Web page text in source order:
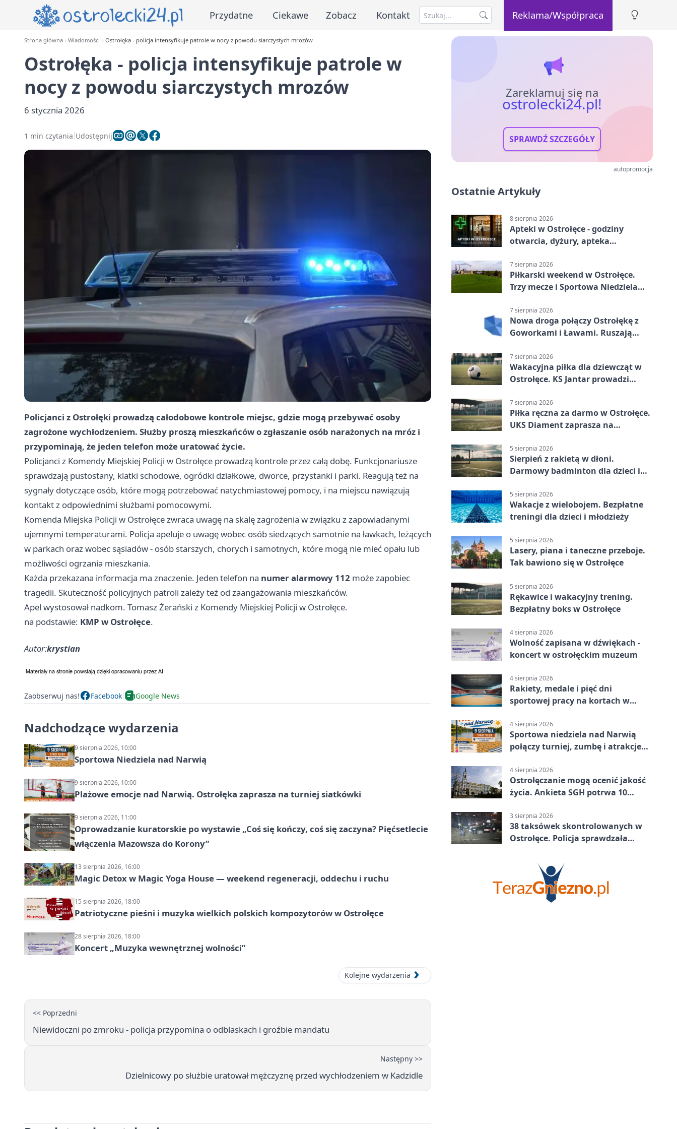
Przydatne Ciekawe Zobacz Kontakt Reklama/Współpraca
Strona główna Wiadomości Ostrołęka - policja intensyfikuje patrole w nocy z powodu siarczystych mrozów
Ostrołęka - policja intensyfikuje patrole w
nocy z powodu siarczystych mrozów
6 stycznia 2026
1 min czytania Udostępnij
Policjanci z Ostrołęki prowadzą całodobowe kontrole miejsc, gdzie mogą przebywać osoby
zagrożone wychłodzeniem. Służby proszą mieszkańców o zgłaszanie osób narażonych na mróz i
przypominają, że jeden telefon może uratować życie.
Policjanci z Komendy Miejskiej Policji w Ostrołęce prowadzą kontrole przez całą dobę. Funkcjonariusze
sprawdzają pustostany, klatki schodowe, ogródki działkowe, dworce, przystanki i parki. Reagują też na
sygnały dotyczące osób, które mogą potrzebować natychmiastowej pomocy, i na miejscu nawiązują
kontakt z odpowiednimi służbami pomocowymi.
Komenda Miejska Policji w Ostrołęce zwraca uwagę na skalę zagrożenia w związku z zapowiadanymi
ujemnymi temperaturami. Policja apeluje o uwagę wobec osób siedzących samotnie na ławkach, leżących
w parkach oraz wobec sąsiadów - osób starszych, chorych i samotnych, które mogą nie mieć opału lub
możliwości ogrzania mieszkania.
Każda przekazana informacja ma znaczenie. Jeden telefon na numer alarmowy 112 może zapobiec
tragedii. Skuteczność policyjnych patroli zależy też od zaangażowania mieszkańców.
Apel wystosował nadkom. Tomasz Żerański z Komendy Miejskiej Policji w Ostrołęce.
na podstawie: KMP w Ostrołęce.
Autor:krystian
Zaobserwuj nas! Facebook Google News
Nadchodzące wydarzenia
9 sierpnia 2026, 10:00
Sportowa Niedziela nad Narwią
9 sierpnia 2026, 10:00
Plażowe emocje nad Narwią. Ostrołęka zaprasza na turniej siatkówki
9 sierpnia 2026, 11:00
Oprowadzanie kuratorskie po wystawie „Coś się kończy, coś się zaczyna? Pięćsetlecie
włączenia Mazowsza do Korony”
13 sierpnia 2026, 16:00
Magic Detox w Magic Yoga House — weekend regeneracji, oddechu i ruchu
15 sierpnia 2026, 18:00
Patriotyczne pieśni i muzyka wielkich polskich kompozytorów w Ostrołęce
28 sierpnia 2026, 18:00
Koncert „Muzyka wewnętrznej wolności”
Kolejne wydarzenia
<< Poprzedni
Niewidoczni po zmroku - policja przypomina o odblaskach i groźbie mandatu
Następny >>
Dzielnicowy po służbie uratował mężczyznę przed wychłodzeniem w Kadzidle
Zareklamuj się na
ostrolecki24.pl!
SPRAWDŹ SZCZEGÓŁY
autopromocja
Ostatnie Artykuły
8 sierpnia 2026
Apteki w Ostrołęce - godziny
otwarcia, dyżury, apteka
7 sierpnia 2026
Piłkarski weekend w Ostrołęce.
Trzy mecze i Sportowa Niedziela
7 sierpnia 2026
Nowa droga połączy Ostrołękę z
Goworkami i Ławami. Ruszają
7 sierpnia 2026
Wakacyjna piłka dla dziewcząt w
Ostrołęce. KS Jantar prowadzi
7 sierpnia 2026
Piłka ręczna za darmo w Ostrołęce.
UKS Diament zaprasza na
5 sierpnia 2026
Sierpień z rakietą w dłoni.
Darmowy badminton dla dzieci i
5 sierpnia 2026
Wakacje z wielobojem. Bezpłatne
treningi dla dzieci i młodzieży
5 sierpnia 2026
Lasery, piana i taneczne przeboje.
Tak bawiono się w Ostrołęce
5 sierpnia 2026
Rękawice i wakacyjny trening.
Bezpłatny boks w Ostrołęce
4 sierpnia 2026
Wolność zapisana w dźwiękach -
koncert w ostrołęckim muzeum
4 sierpnia 2026
Rakiety, medale i pięć dni
sportowej pracy na kortach w
4 sierpnia 2026
Sportowa niedziela nad Narwią
połączy turniej, zumbę i atrakcje
4 sierpnia 2026
Ostrołęczanie mogą ocenić jakość
życia. Ankieta SGH potrwa 10
3 sierpnia 2026
38 taksówek skontrolowanych w
Ostrołęce. Policja sprawdzała